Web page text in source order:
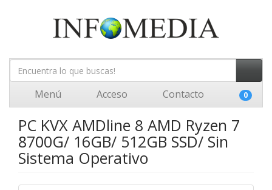
Menú Acceso Contacto 0
PC KVX AMDline 8 AMD Ryzen 7
8700G/ 16GB/ 512GB SSD/ Sin
Sistema Operativo